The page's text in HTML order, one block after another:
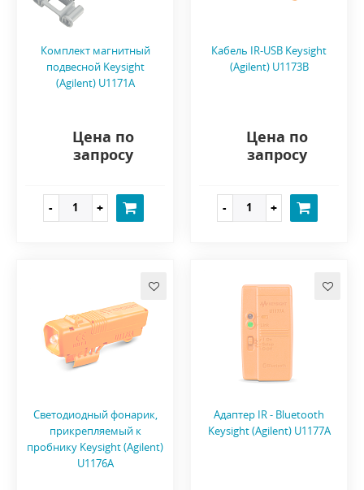
Комплект магнитный
подвесной Keysight
(Agilent) U1171A
Цена по
запросу
Кабель IR-USB Keysight
(Agilent) U1173B
Цена по
запросу
Светодиодный фонарик,
прикрепляемый к
пробнику Keysight (Agilent)
U1176A
Адаптер IR - Bluetooth
Keysight (Agilent) U1177A